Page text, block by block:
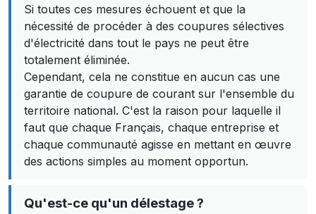
Si toutes ces mesures échouent et que la
nécessité de procéder à des coupures sélectives
d'électricité dans tout le pays ne peut être
totalement éliminée.
Cependant, cela ne constitue en aucun cas une
garantie de coupure de courant sur l'ensemble du
territoire national. C'est la raison pour laquelle il
faut que chaque Français, chaque entreprise et
chaque communauté agisse en mettant en œuvre
des actions simples au moment opportun.
Qu'est-ce qu'un délestage ?